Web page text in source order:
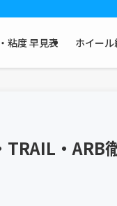
粘度 早見表 ホイー
TRAIL・ARB